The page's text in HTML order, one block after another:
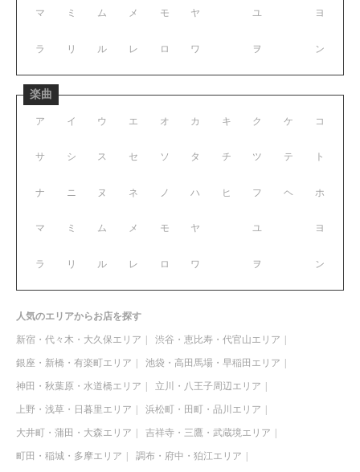
マ ミ ム メ モ
ラ リ ル レ ロ
ヤ ユ ヨ
ワ ヲ ン
楽曲
ア イ ウ エ オ
サ シ ス セ ソ
ナ ニ ヌ ネ ノ
マ ミ ム メ モ
ラ リ ル レ ロ
カ キ ク ケ コ
タ チ ツ テ ト
ハ ヒ フ ヘ ホ
ヤ ユ ヨ
ワ ヲ ン
人気のエリアからお店を探す
新宿・代々木・大久保エリア 渋谷・恵比寿・代官山エリア
銀座・新橋・有楽町エリア 池袋・高田馬場・早稲田エリア
神田・秋葉原・水道橋エリア 立川・八王子周辺エリア
上野・浅草・日暮里エリア 浜松町・田町・品川エリア
大井町・蒲田・大森エリア 吉祥寺・三鷹・武蔵境エリア
町田・稲城・多摩エリア 調布・府中・狛江エリア